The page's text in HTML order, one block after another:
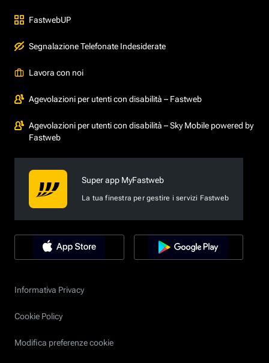
FastwebUP
Segnalazione Telefonate Indesiderate
Lavora con noi
Agevolazioni per utenti con disabilità – Fastweb
Agevolazioni per utenti con disabilità – Sky Mobile powered by
Fastweb
Super app MyFastweb
La tua finestra per gestire i servizi Fastweb
Informativa Privacy
Cookie Policy
Modifica preferenze cookie